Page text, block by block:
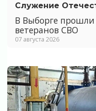
Служение
В Выборге прошли
ветеранов СВО
07 августа 2026